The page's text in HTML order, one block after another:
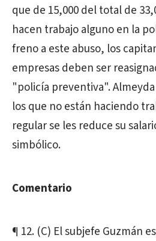
que de 15,000 del total de
hacen trabajo alguno en la
freno a este abuso, los
empresas deben ser
"policía preventiva".
los que no están haciendo
regular se les reduce su
simbólico.
Comentario
¶ 12. (C) El subjefe Guzmán